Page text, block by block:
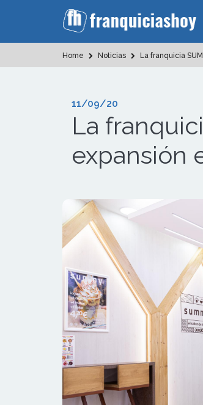
Home Noticias La franquicia
11/09/20
La
expansión